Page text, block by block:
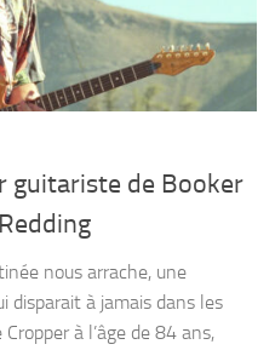
guitariste de Booker
nous arrache, une
disparait à jamais dans les
à l’âge de 84 ans,